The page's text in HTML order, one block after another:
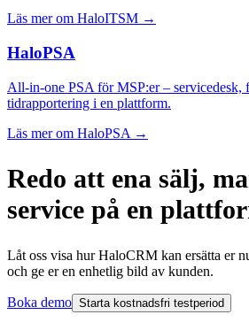
Läs mer om HaloITSM →
HaloPSA
All-in-one PSA för MSP:er – servicedesk,
tidrapportering i en plattform.
Läs mer om HaloPSA →
Redo att ena sälj,
service på en
Låt oss visa hur HaloCRM kan ersätta er
och ge er en enhetlig bild av kunden.
Boka demo Starta kostnadsfri testperiod